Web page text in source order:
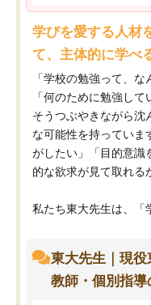
学びを愛する人材
て、主体的に学べ
「学校の勉強って、な
「何のために勉強して
そうつぶやきながら沈
な可能性を持っていま
がしたい」「目的意識
的な欲求が見て取れる
私たち東大先生は、「
東大先生｜現
教師・個別指導